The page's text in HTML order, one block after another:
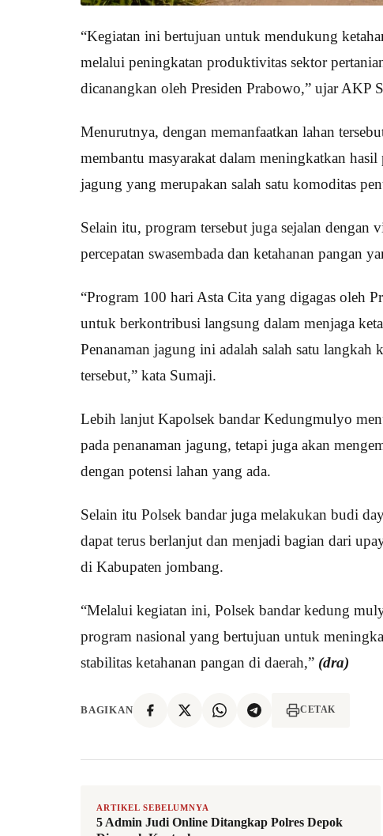
“Kegiatan ini bertujuan untuk mendukung
melalui peningkatan produktivitas sektor
dicanangkan oleh Presiden Prabowo,” ujar AKP
Menurutnya, dengan memanfaatkan lahan
membantu masyarakat dalam meningkatkan
jagung yang merupakan salah satu komoditas
Selain itu, program tersebut juga sejalan dengan
percepatan swasembada dan ketahanan pangan
“Program 100 hari Asta Cita yang digagas oleh
untuk berkontribusi langsung dalam menjaga
Penanaman jagung ini adalah salah satu
tersebut,” kata Sumaji.
Lebih lanjut Kapolsek bandar Kedungmulyo
pada penanaman jagung, tetapi juga akan
dengan potensi lahan yang ada.
Selain itu Polsek bandar juga melakukan budi
dapat terus berlanjut dan menjadi bagian dari
di Kabupaten jombang.
“Melalui kegiatan ini, Polsek bandar kedung
program nasional yang bertujuan untuk
stabilitas ketahanan pangan di daerah,” (dra)
BAGIKAN CETAK
ARTIKEL SEBELUMNYA
5 Admin Judi Online Ditangkap Polres Depok